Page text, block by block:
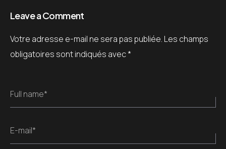
Leave a Comment
Votre adresse e-mail ne sera pas publiée. Les champs
obligatoires sont indiqués avec*
Full name*
E-mail*